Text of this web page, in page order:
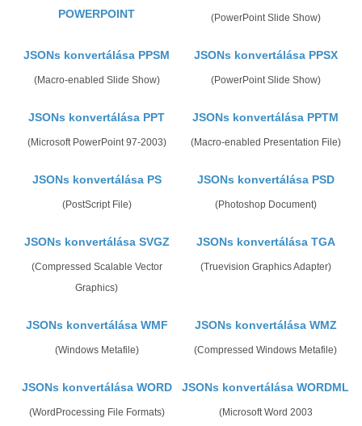
POWERPOINT
(PowerPoint Slide Show)
JSONs konvertálása PPSM
(Macro-enabled Slide Show)
JSONs konvertálása PPSX
(PowerPoint Slide Show)
JSONs konvertálása PPT
(Microsoft PowerPoint 97-2003)
JSONs konvertálása PPTM
(Macro-enabled Presentation File)
JSONs konvertálása PS
(PostScript File)
JSONs konvertálása PSD
(Photoshop Document)
JSONs konvertálása SVGZ
(Compressed Scalable Vector
Graphics)
JSONs konvertálása TGA
(Truevision Graphics Adapter)
JSONs konvertálása WMF
(Windows Metafile)
JSONs konvertálása WMZ
(Compressed Windows Metafile)
JSONs konvertálása WORD
(WordProcessing File Formats)
JSONs konvertálása WORDML
(Microsoft Word 2003